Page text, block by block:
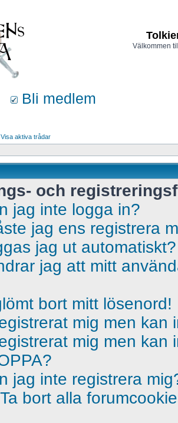
Välkommen
Bli medlem
Visa aktiva trådar
och
jag inte logga in?
jag ens registrera
jag ut automatiskt?
jag att mitt
bort mitt lösenord!
mig men kan
mig men kan
jag inte registrera
bort alla